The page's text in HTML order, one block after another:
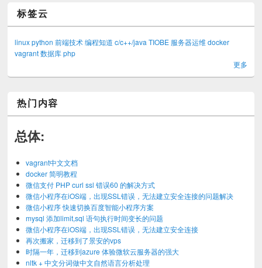
标签云
linux python 前端技术 编程知道 c/c++/java TIOBE 服务器运维 docker
vagrant 数据库 php
更多
热门内容
总体:
vagrant中文文档
docker 简明教程
微信支付 PHP curl ssl 错误60 的解决方式
微信小程序在iOS端，出现SSL错误，无法建立安全连接的问题解决
微信小程序 快速切换百度智能小程序方案
mysql 添加limit,sql 语句执行时间变长的问题
微信小程序在iOS端，出现SSL错误，无法建立安全连接
再次搬家，迁移到了景安的vps
时隔一年，迁移到azure 体验微软云服务器的强大
nltk + 中文分词做中文自然语言分析处理